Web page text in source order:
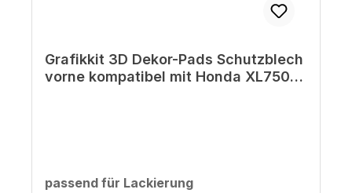
Grafikkit 3D Dekor-Pads Schutzblech
vorne kompatibel mit Honda XL750
passend für Lackierungauswählen